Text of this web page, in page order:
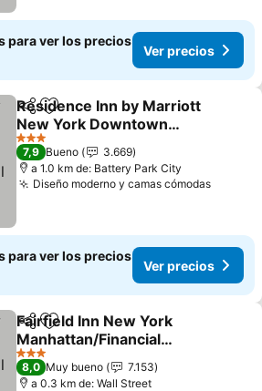
para ver los precios
Ver precios
CompartirAñadir a favoritos
Residence Inn by Marriott
New York Downtown
Manhattan/Financial
District
Ver precios
3 Estrellas
7,9 Bueno
3.669
a 1.0 km de: Battery Park City
Diseño moderno y camas cómodasVer
para ver los precios
Ver precios
CompartirAñadir a favoritos
Fairfield Inn New York
Manhattan/Financial
District
Ver precios
3 Estrellas
8,0 Muy bueno
7.153
a 0.3 km de: Wall Street